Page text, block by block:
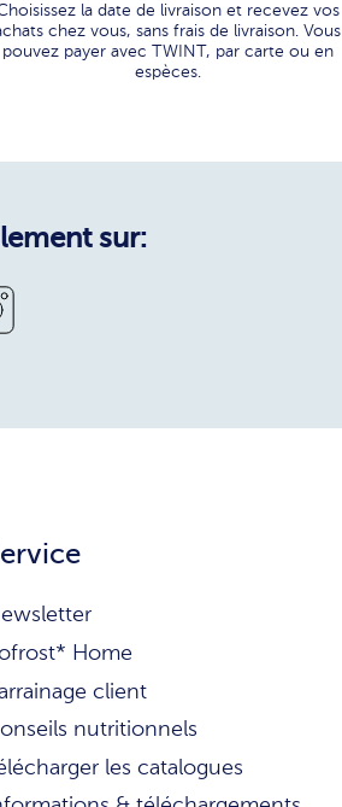
la date de livraison et recevez vos
chez vous, sans frais de livraison. Vous
pouvez payer avec TWINT, par carte ou en
espèces.
Home
client
nutritionnels
les catalogues
sur: